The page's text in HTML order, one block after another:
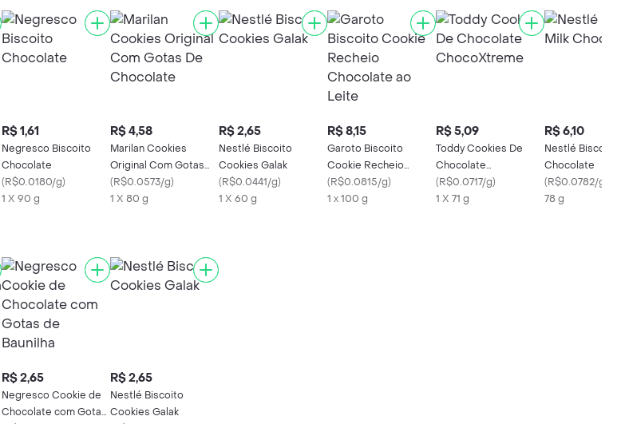
R$ 1,61
Negresco Biscoito
Chocolate
(R$0.0180/g)
1 X 90 g
R$ 4,58
Marilan Cookies
Original Com Gotas
De Chocolate
(R$0.0573/g)
1 X 80 g
R$ 2,65
Nestlé Biscoito
Cookies Galak
(R$0.0441/g)
1 X 60 g
R$ 8,15
Garoto Biscoito
Cookie Recheio
Chocolate ao Leite
(R$0.0815/g)
1 x 100 g
R$ 5,09
Toddy Cookies De
Chocolate
ChocoXtreme
(R$0.0717/g)
1 X 71 g
R$ 6,10
Nestlé Biscoito
Chocolate
(R$0.0782/g
78 g
R$ 2,65
Negresco Cookie de
Chocolate com Gotas
R$ 2,65
Nestlé Biscoito
Cookies Galak